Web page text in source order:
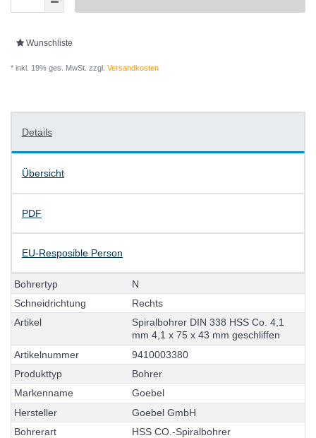
Wunschliste
* inkl. 19% ges. MwSt. zzgl. Versandkosten
Details
Übersicht
PDF
EU-Resposible Person
Bohrertyp
N
Schneidrichtung Rechts
Artikel Spiralbohrer DIN 338 HSS Co. 4,1
mm 4,1 x 75 x 43 mm geschliffen
Artikelnummer 9410003380
Produkttyp Bohrer
Markenname Goebel
Hersteller Goebel GmbH
Bohrerart HSS CO. -Spiralbohrer